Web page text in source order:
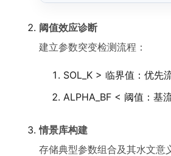
阈值效应诊断
建立参数突变检测流程：
SOL_K > 临界值：优先
ALPHA_BF < 阈值：基
情景库构建
存储典型参数组合及其水文意